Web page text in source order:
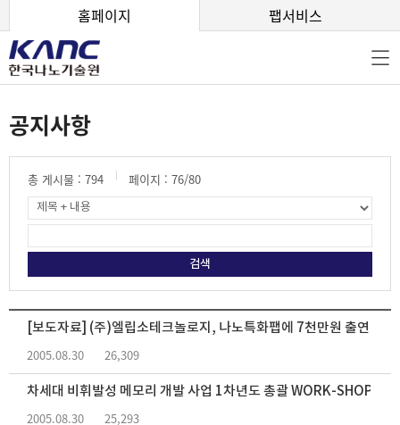
홈페이지 팹서비스
공지사항
총 게시물 : 794 페이지 : 76/80
[보도자료] (주)엘립소테크놀로지, 나노특화팹에 7천만원 출연
2005.08.30 26,309
차세대 비휘발성 메모리 개발 사업 1차년도 총괄 WORK-SHOP
2005.08.30 25,293